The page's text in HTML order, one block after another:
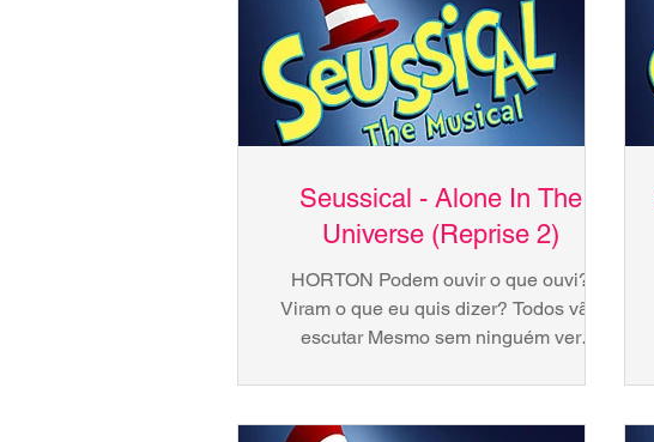
Seussical - Alone In The
Universe (Reprise 2)
HORTON Podem ouvir o que ouvi?
Viram o que eu quis dizer? Todos vão
escutar Mesmo sem ninguém ver